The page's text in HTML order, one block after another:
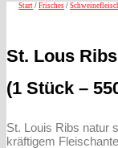
Start / Frisches /
St. Lous
(1 Stück –
St. Louis Ribs natur
kräftigem